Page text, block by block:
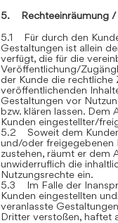
5. Rechteeinräumung /
5.1 Für durch den
Gestaltungen ist allein
verfügt, die für die
Veröffentlichung/
der Kunde die rechtliche
veröffentlichenden
Gestaltungen vor
bzw. klären lassen. Dem
Kunden eingestellter/
5.2 Soweit dem
und/oder freigegebenen
zustehen, räumt er dem
unwiderruflich die
Nutzungsrechte ein.
5.3 Im Falle der
Kunden eingestellten
veranlasste
Dritter verstoßen, haftet